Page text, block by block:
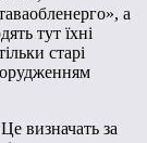
а
тут їхні
старі
визначать за